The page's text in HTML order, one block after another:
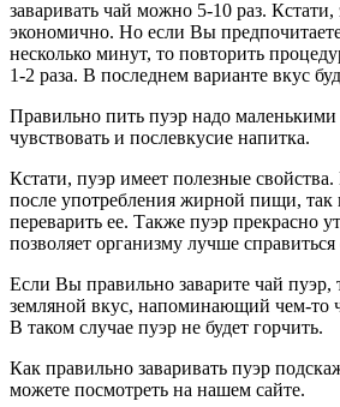
заваривать чай можно 5-10 раз.
экономично. Но если Вы
несколько минут, то повторить
1-2 раза. В последнем варианте вкус
Правильно пить пуэр надо
чувствовать и послевкусие напитка.
Кстати, пуэр имеет полезные
после употребления жирной пищи, так
переварить ее. Также пуэр прекрасно
позволяет организму лучше
Если Вы правильно заварите чай пуэр,
земляной вкус, напоминающий чем-то
В таком случае пуэр не будет горчить.
Как правильно заваривать пуэр
можете посмотреть на нашем сайте.